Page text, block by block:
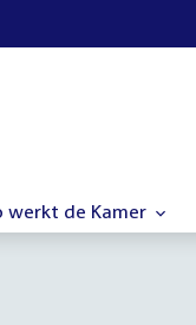
werkt de Kamer